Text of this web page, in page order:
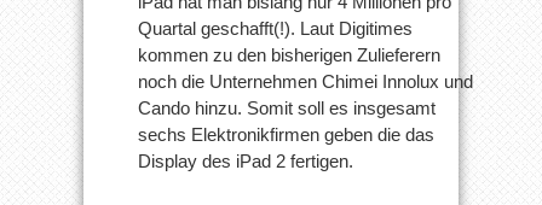
Quartal geschafft(!). Laut Digitimes
kommen zu den bisherigen Zulieferern
noch die Unternehmen Chimei Innolux und
Cando hinzu. Somit soll es insgesamt
sechs Elektronikfirmen geben die das
Display des iPad 2 fertigen.